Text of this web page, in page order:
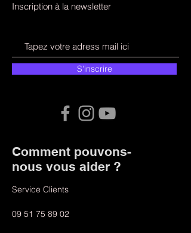
Inscription à la newsletter
S'inscrire
Comment pouvons-
nous vous aider ?
Service Clients
09 51 75 89 02